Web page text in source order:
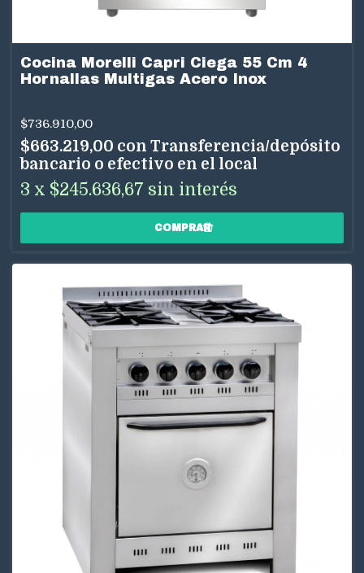
Cocina Morelli Capri Ciega 55 Cm 4
Hornallas Multigas Acero Inox
$736.910,00
$663.219,00 con Transferencia/depósito
bancario o efectivo en el local
3 x $245.636,67 sin interés